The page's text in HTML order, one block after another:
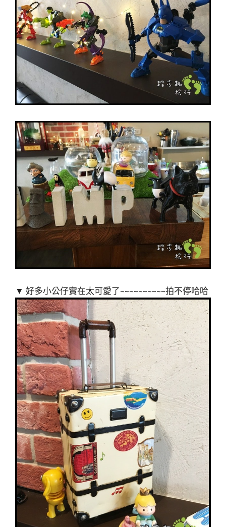
▼ 好多小公仔實在太可愛了~~~~~~~~~~拍不停哈哈